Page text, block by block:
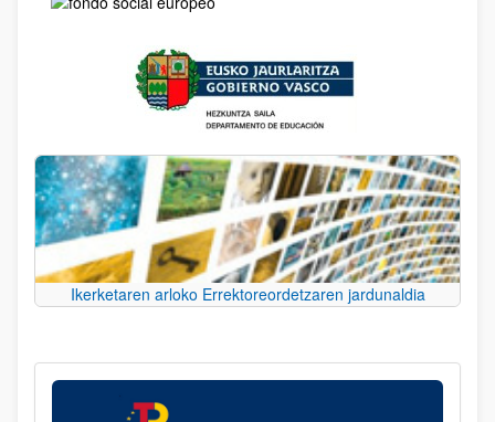
Ikerketaren arloko Errektoreordetzaren jardunaldia